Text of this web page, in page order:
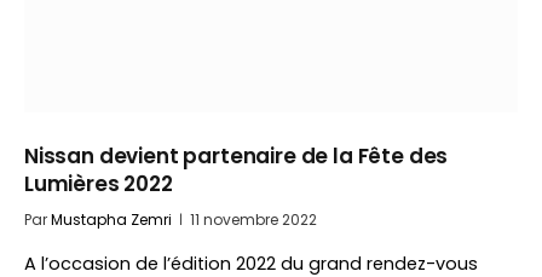
Nissan devient partenaire de la Fête des
Lumières 2022
ParMustapha Zemri 11 novembre 2022
A l’occasion de l’édition 2022 du grand rendez-vous